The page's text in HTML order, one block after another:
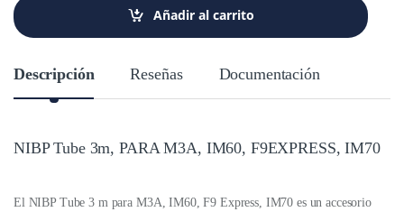
i
d
Añadir al carrito
Descripción Reseñas Documentación
NIBP Tube 3m, PARA M3A, IM60, F9EXPRESS, IM70
El NIBP Tube 3 m para M3A, IM60, F9 Express, IM70 es un accesorio